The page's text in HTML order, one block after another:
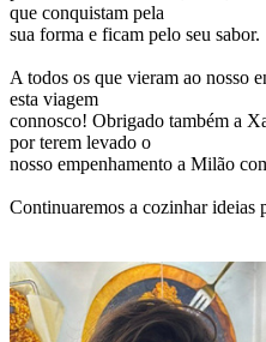
que conquistam pela
sua forma e ficam pelo seu sabor.
A todos os que vieram ao nosso
esta viagem
connosco! Obrigado também a
por terem levado o
nosso empenhamento a Milão
Continuaremos a cozinhar ideias